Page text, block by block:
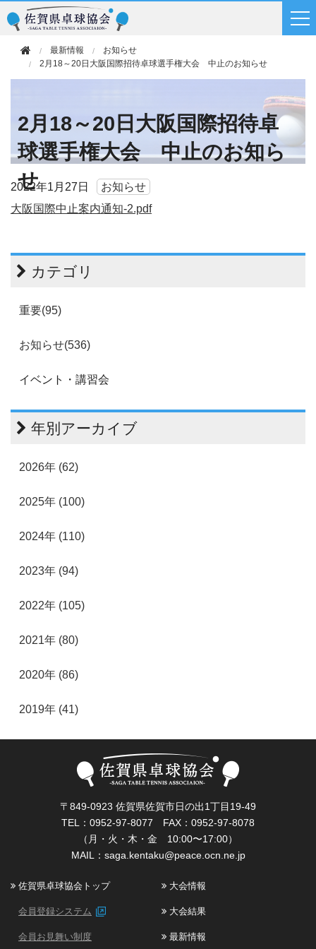
最新情報
お知らせ
2月18～20日大阪国際招待卓球選手権大会 中止のお知らせ
2月18～20日大阪国際招待卓
球選手権大会 中止のお知ら
せ
2022年1月27日
お知らせ
大阪国際中止案内通知-2.pdf
カテゴリ
重要(95)
お知らせ(536)
イベント・講習会
年別アーカイブ
2026年 (62)
2025年 (100)
2024年 (110)
2023年 (94)
2022年 (105)
2021年 (80)
2020年 (86)
2019年 (41)
〒849-0923 佐賀県佐賀市日の出1丁目19-49
TEL：0952-97-8077 FAX：0952-97-8078
（月・火・木・金 10:00〜17:00）
MAIL： saga.kentaku@peace.ocn.ne.jp
佐賀県卓球協会トップ
会員登録システム
会員お見舞い制度
大会情報
大会結果
最新情報